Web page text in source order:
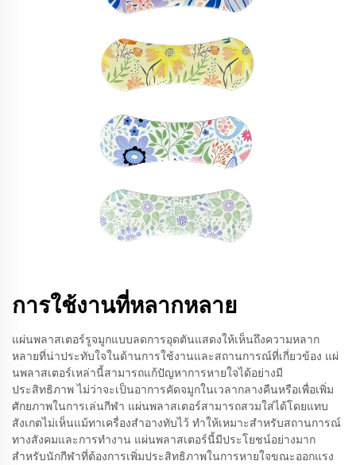
การใช้งานที่หลากหลาย
แผ่นพลาสเตอร์รูจมูกแบบลดการอุดตันแสดงให้เห็นถึงความหลาก
หลายที่น่าประทับใจในด้านการใช้งานและสถานการณ์ที่เกี่ยวข้อง แผ่
นพลาสเตอร์เหล่านี้สามารถแก้ปัญหาการหายใจได้อย่างมี
ประสิทธิภาพ ไม่ว่าจะเป็นอาการคัดจมูกในเวลากลางคืนหรือเพื่อเพิ่ม
ศักยภาพในการเล่นกีฬา แผ่นพลาสเตอร์สามารถสวมใส่ได้โดยแทบ
สังเกตไม่เห็นแม้ทาเครื่องสำอางทับไว้ ทำให้เหมาะสำหรับสถานการณ์
ทางสังคมและการทำงาน แผ่นพลาสเตอร์นี้มีประโยชน์อย่างมาก
สำหรับนักกีฬาที่ต้องการเพิ่มประสิทธิภาพในการหายใจขณะออกแรง